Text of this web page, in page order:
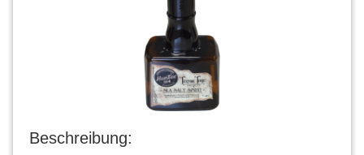
Beschreibung: